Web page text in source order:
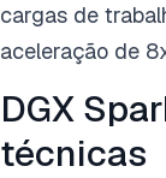
cargas de
aceleração de
DGX
técnicas